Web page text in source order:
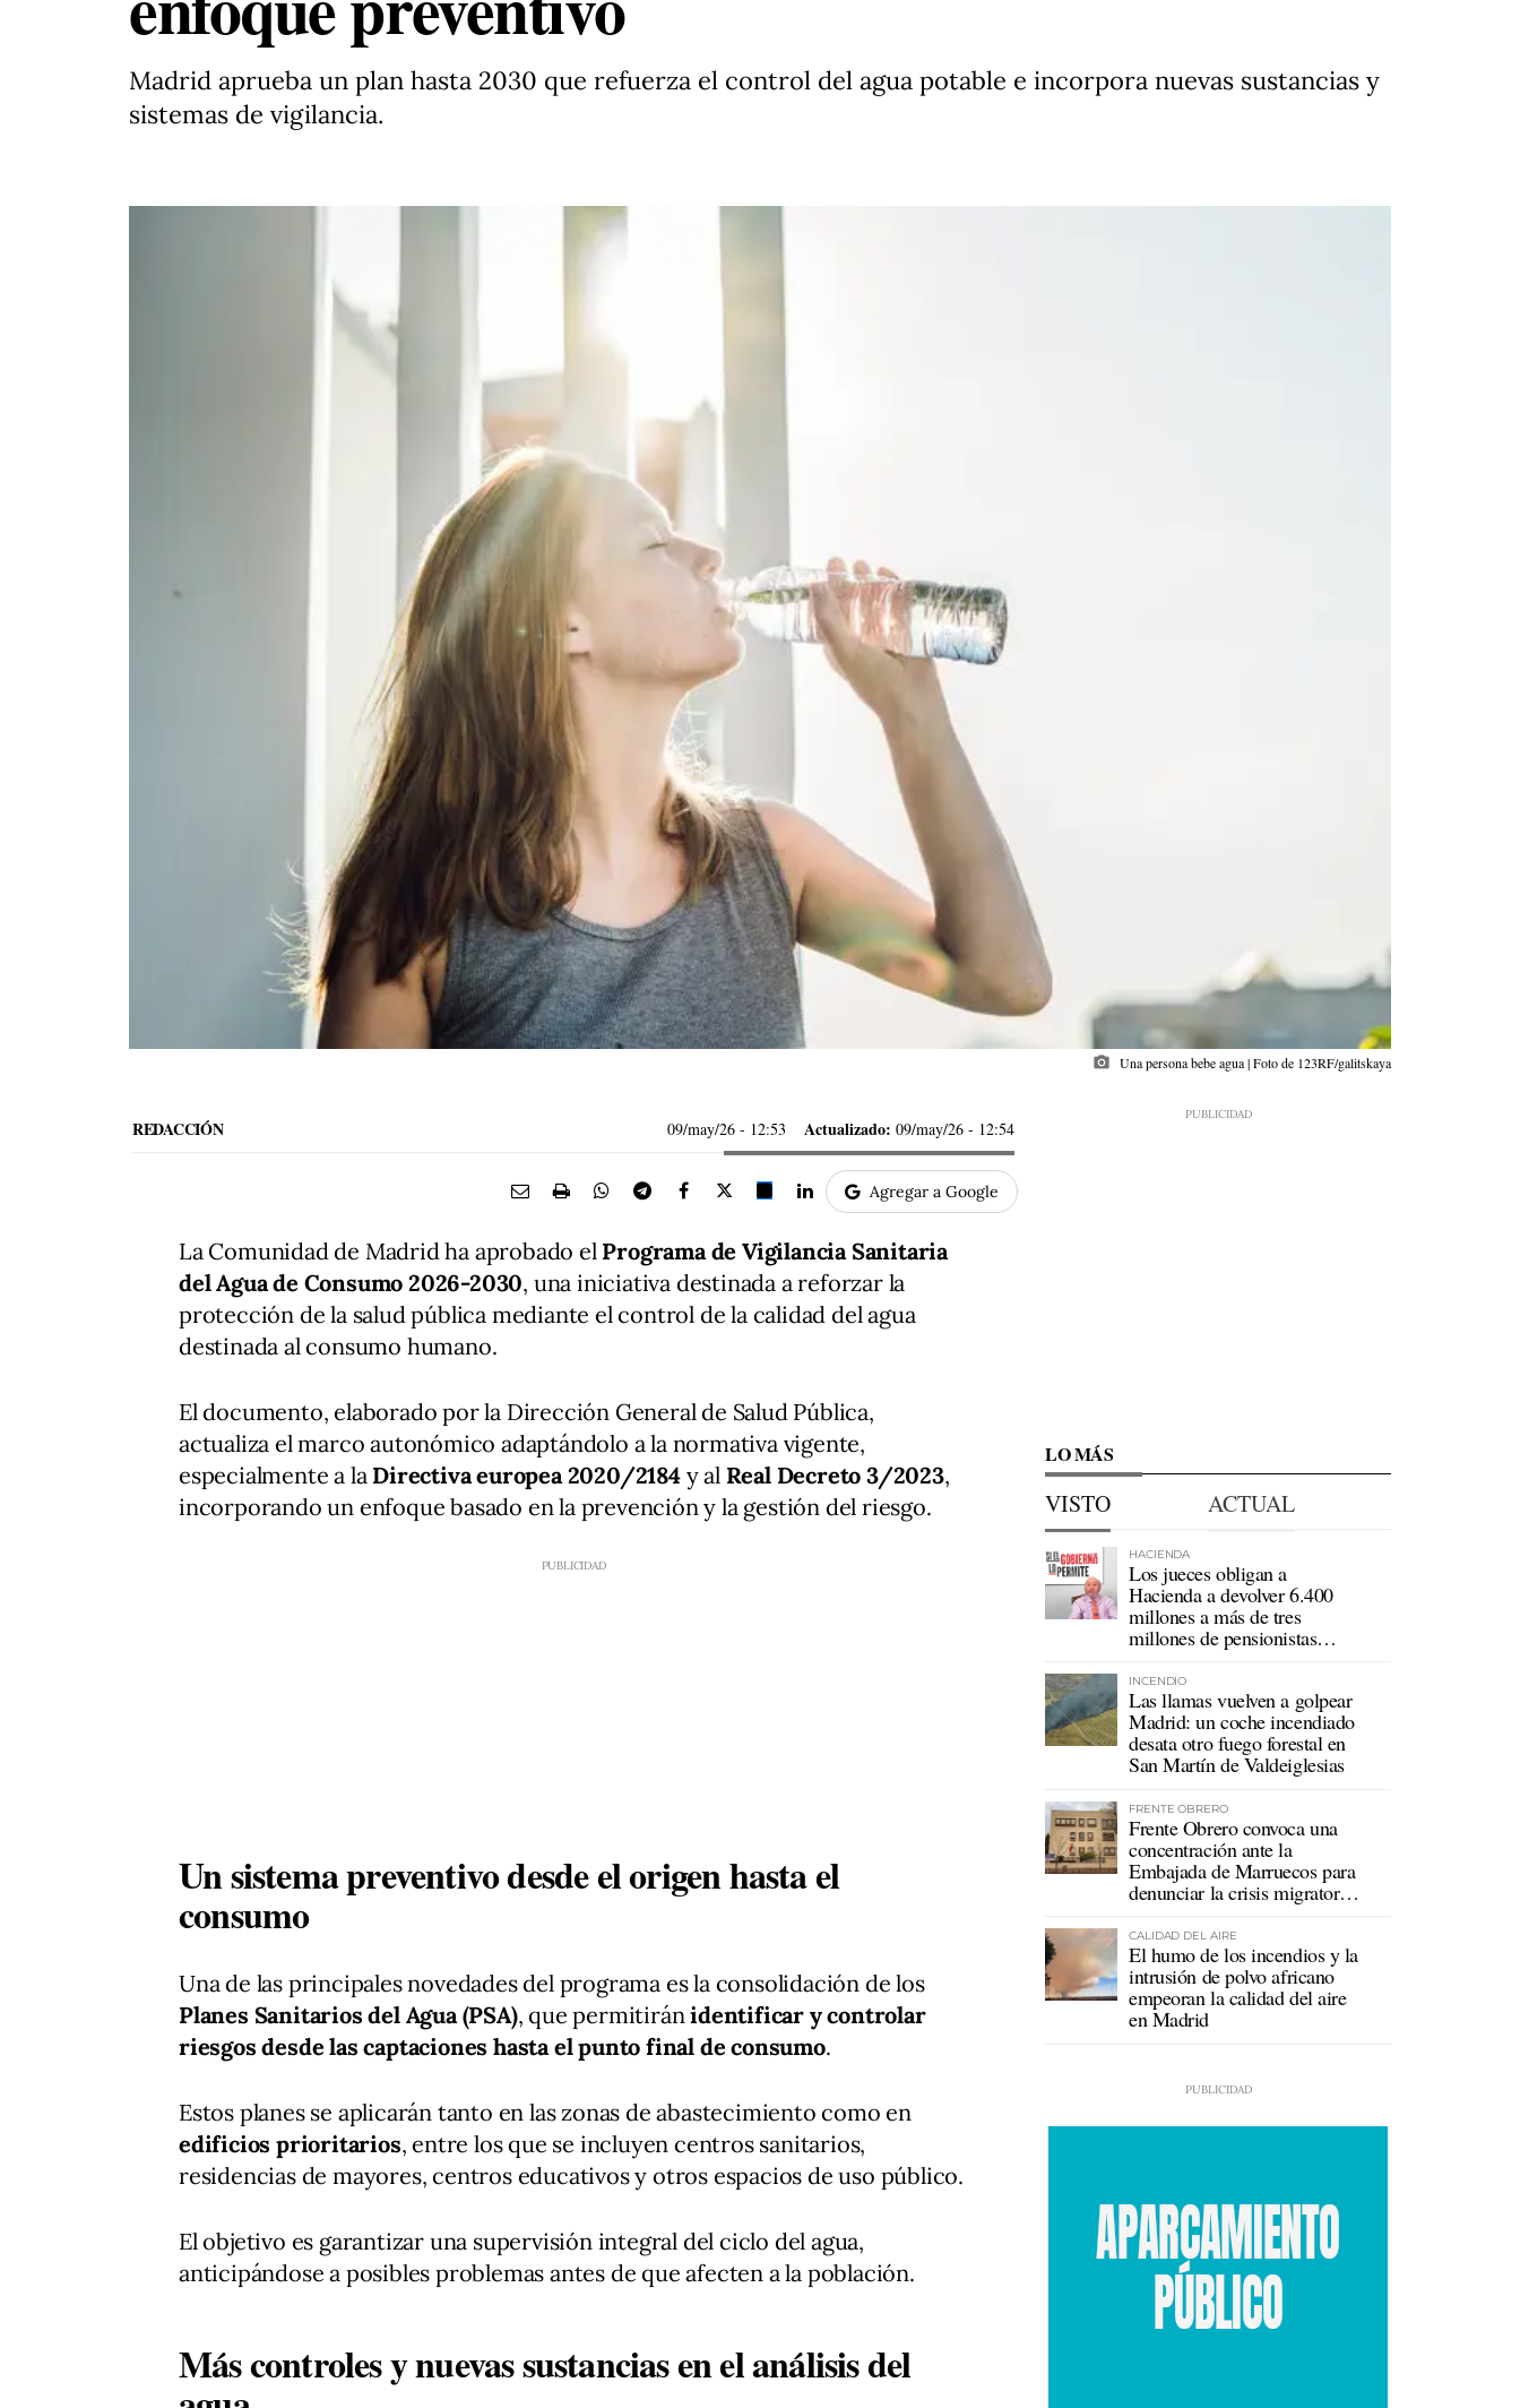
Madrid aprueba un plan hasta 2030 que refuerza el control del agua potable e incorpora nuevas sustancias y
sistemas de vigilancia.
photo_camera Una persona bebe agua | Foto de 123RF/galitskaya
REDACCIÓN 09/may/26 - 12:53 Actualizado: 09/may/26 - 12:54
Agregar a Google
La Comunidad de Madrid ha aprobado el Programa de Vigilancia Sanitaria
del Agua de Consumo 2026-2030, una iniciativa destinada a reforzar la
protección de la salud pública mediante el control de la calidad del agua
destinada al consumo humano.
El documento, elaborado por la Dirección General de Salud Pública,
actualiza el marco autonómico adaptándolo a la normativa vigente,
especialmente a la Directiva europea 2020/2184y al Real Decreto 3/2023,
incorporando un enfoque basado en la prevención y la gestión del riesgo.
Un sistema preventivo desde el origen hasta el
consumo
Una de las principales novedades del programa es la consolidación de los
Planes Sanitarios del Agua (PSA), que permitiránidentificar y controlar
riesgos desde las captaciones hasta el punto final de consumo.
Estos planes se aplicarán tanto en las zonas de abastecimiento como en
edificios prioritarios, entre los que se incluyen centros sanitarios,
residencias de mayores, centros educativos y otros espacios de uso público.
El objetivo es garantizar una supervisión integral del ciclo del agua,
anticipándose a posibles problemas antes de que afecten a la población.
Más controles y nuevas sustancias en el análisis del
LO MÁS
VISTO ACTUAL
HACIENDA
Los jueces obligan a
Hacienda a devolver 6.400
millones a más de tres
millones de pensionistas
INCENDIO
Las llamas vuelven a golpear
Madrid: un coche incendiado
desata otro fuego forestal en
San Martín de Valdeiglesias
FRENTE OBRERO
Frente Obrero convoca una
concentración ante la
Embajada de Marruecos para
denunciar la crisis migratoria
CALIDAD DEL AIRE
El humo de los incendios y la
intrusión de polvo africano
empeoran la calidad del aire
en Madrid